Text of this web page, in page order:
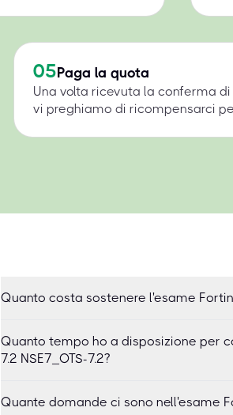
05Paga la quota
Una volta ricevuta la conferma
vi preghiamo di ricompensarci
Quanto costa sostenere l'esame
Quanto tempo ho a disposizione per
7.2 NSE7_OTS-7.2?
Quante domande ci sono nell'esame